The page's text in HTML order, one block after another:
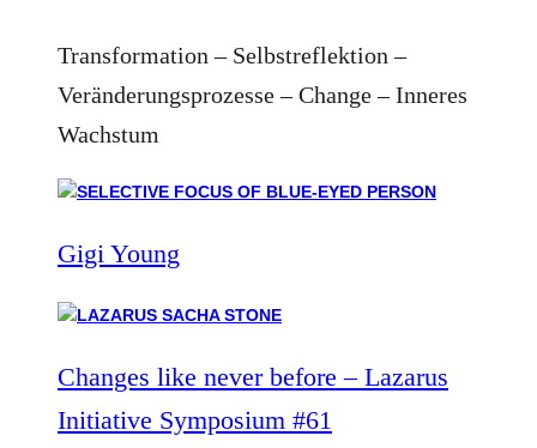
Transformation – Selbstreflektion –
Veränderungsprozesse – Change – Inneres
Wachstum
Gigi Young
Changes like never before – Lazarus
Initiative Symposium #61